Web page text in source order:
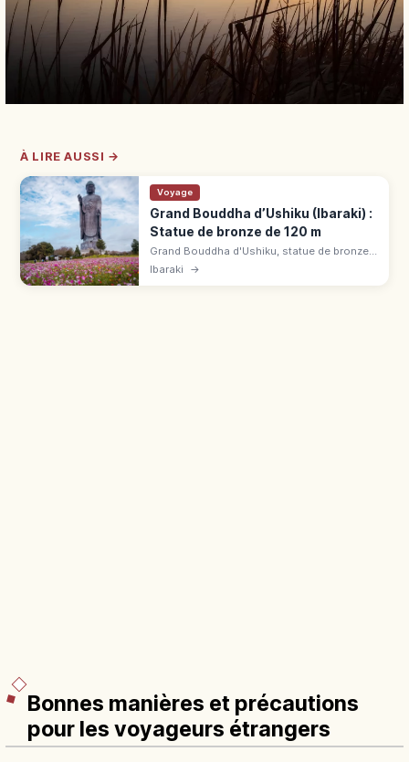
À LIRE AUSSI →
Voyage
Grand Bouddha d’Ushiku (Ibaraki) :
Statue de bronze de 120 m
Grand Bouddha d'Ushiku, statue de bronze
de 120 m. Visitez ses 5 niveaux, les 3 400
Ibaraki →
Bonnes manières et précautions
pour les voyageurs étrangers